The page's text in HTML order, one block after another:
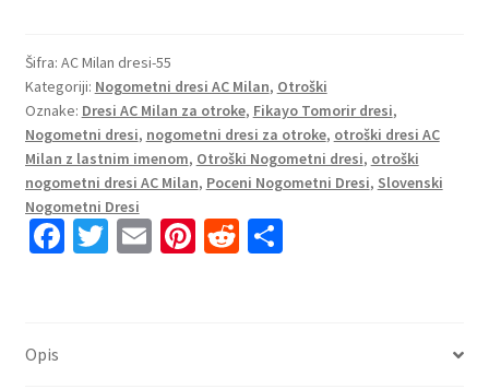
Milan
Domači
2024-
25
Kratek
Rokav
(+
Kratke
23
Šifra: AC Milan dresi-55
Kategoriji: Nogometni dresi AC Milan, Otroški
Oznake: Dresi AC Milan za otroke, Fikayo Tomorir dresi,
Nogometni dresi, nogometni dresi za otroke, otroški dresi AC
Milan z lastnim imenom, Otroški Nogometni dresi, otroški
nogometni dresi AC Milan, Poceni Nogometni Dresi, Slovenski
Nogometni Dresi
Fa T E Pi R S
Opis